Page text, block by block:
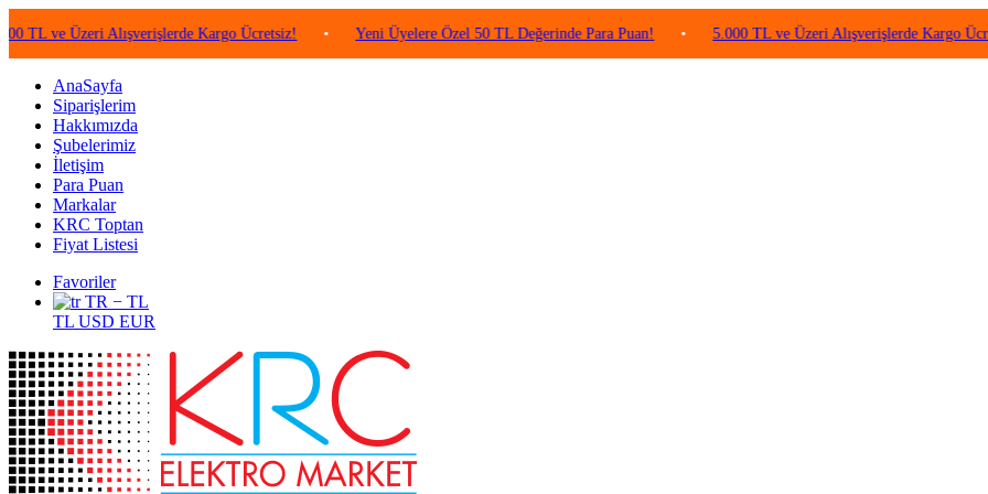
Üzeri Alışverişlerde Kargo Ücretsiz! • Yeni Üyelere Özel 50 TL Değerinde Para Puan! • 5.000 TL ve Üzeri Alışverişlerde Kargo Ücretsiz!
AnaSayfa
Siparişlerim
Hakkımızda
Şubelerimiz
İletişim
Para Puan
Markalar
KRC Toptan
Fiyat Listesi
Favoriler
TR − TL
TL USD EUR